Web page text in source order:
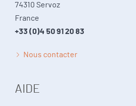
74310 Servoz
France
+33 (0)4 50 91 20 83
Nous contacter
AIDE